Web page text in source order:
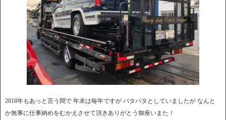
2018年もあっと言う間で 年末は毎年ですが バタバタとしていましたが なんと
か無事に仕事納めをむかえさせて頂きありがとう御座いまた！